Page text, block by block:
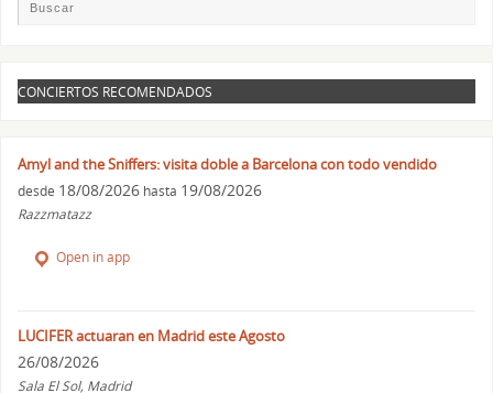
CONCIERTOS RECOMENDADOS
Amyl and the Sniffers: visita doble a Barcelona con todo vendido
desde 18/08/2026 hasta 19/08/2026
Razzmatazz
Open in app
LUCIFER actuaran en Madrid este Agosto
26/08/2026
Sala El Sol, Madrid